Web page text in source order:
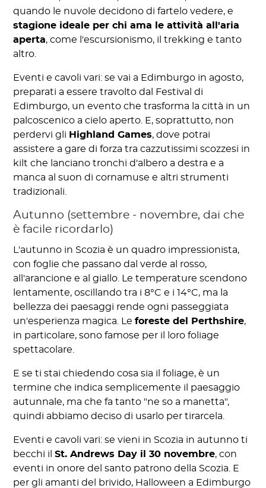
quando le nuvole decidono di fartelo vedere, e
stagione ideale per chi ama le attività all'aria
aperta, come l'escursionismo, il trekking e tanto
altro.
Eventi e cavoli vari: se vai a Edimburgo in agosto,
preparati a essere travolto dal Festival di
Edimburgo, un evento che trasforma la città in un
palcoscenico a cielo aperto. E, soprattutto, non
perdervi gli Highland Games, dove potrai
assistere a gare di forza tra cazzutissimi scozzesi in
kilt che lanciano tronchi d'albero a destra e a
manca al suon di cornamuse e altri strumenti
tradizionali.
Autunno (settembre - novembre, dai che
è facile ricordarlo)
L'autunno in Scozia è un quadro impressionista,
con foglie che passano dal verde al rosso,
all'arancione e al giallo. Le temperature scendono
lentamente, oscillando tra i 8°C e i 14°C, ma la
bellezza dei paesaggi rende ogni passeggiata
un'esperienza magica. Leforeste del Perthshire,
in particolare, sono famose per il loro foliage
spettacolare.
E se ti stai chiedendo cosa sia il foliage, è un
termine che indica semplicemente il paesaggio
autunnale, ma che fa tanto "ne so a manetta",
quindi abbiamo deciso di usarlo per tirarcela.
Eventi e cavoli vari: se vieni in Scozia in autunno ti
becchi ilSt. Andrews Day il 30 novembre, con
eventi in onore del santo patrono della Scozia. E
per gli amanti del brivido, Halloween a Edimburgo